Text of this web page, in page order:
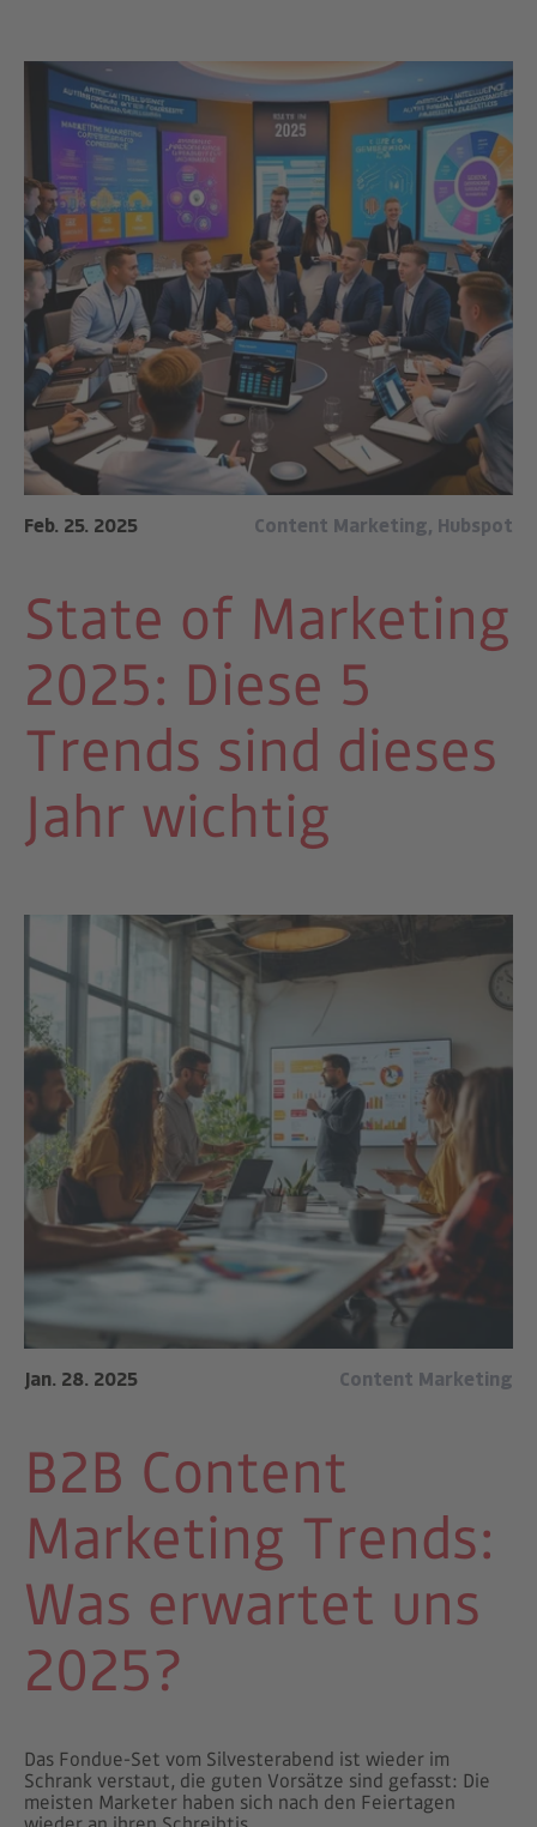
Feb. 25. 2025 Content Marketing, Hubspot
State of Marketing
2025: Diese 5
Trends sind dieses
Jahr wichtig
Jan. 28. 2025 Content Marketing
B2B Content
Marketing Trends:
Was erwartet uns
2025?
Das Fondue-Set vom Silvesterabend ist wieder im
Schrank verstaut, die guten Vorsätze sind gefasst: Die
meisten Marketer haben sich nach den Feiertagen